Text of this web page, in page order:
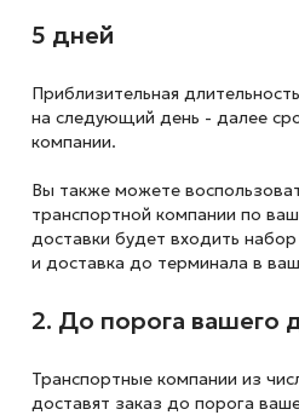
5 дней
Приблизительная
на следующий день - далее
компании.
Вы также можете
транспортной компании по
доставки будет входить
и доставка до терминала в
2. До порога вашего
Транспортные компании из
доставят заказ до порога